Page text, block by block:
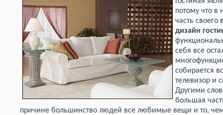
потому что в
часть
дизайн
себя все
собирается
телевизор и
Другими
большая
причине большинство людей все любимые вещи и то, чем